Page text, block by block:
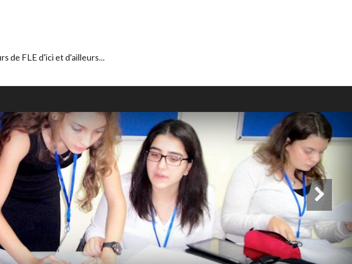
de FLE d'ici et d'ailleurs...